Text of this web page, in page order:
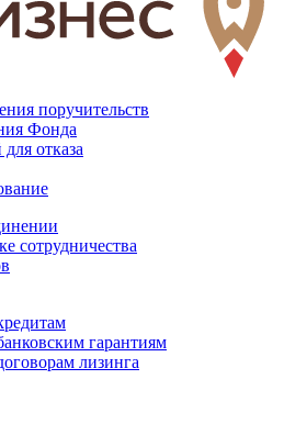
поручительств
Фонда
отказа
сотрудничества
гарантиям
лизинга